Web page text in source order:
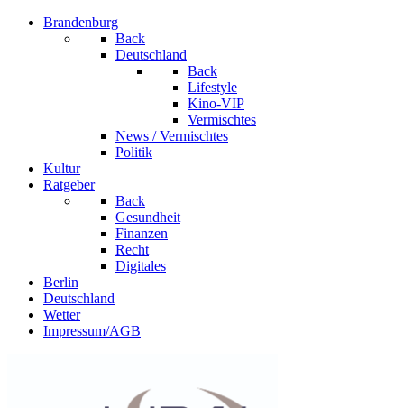
Brandenburg
Back
Deutschland
Back
Lifestyle
Kino-VIP
Vermischtes
News / Vermischtes
Politik
Kultur
Ratgeber
Back
Gesundheit
Finanzen
Recht
Digitales
Berlin
Deutschland
Wetter
Impressum/AGB